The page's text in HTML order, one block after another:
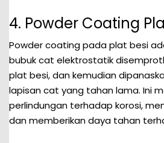
4. Powder Coating
Powder coating pada plat besi
bubuk cat elektrostatik
plat besi, dan kemudian
lapisan cat yang tahan lama. Ini
perlindungan terhadap korosi,
dan memberikan daya tahan